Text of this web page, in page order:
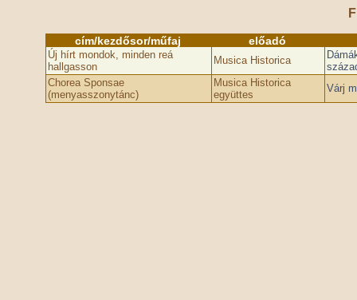
cím/kezdősor/műfaj előadó
Új hírt mondok, minden reá
hallgasson
Musica Historica
Chorea Sponsae
(menyasszonytánc)
Musica Historica
együttes
Várj